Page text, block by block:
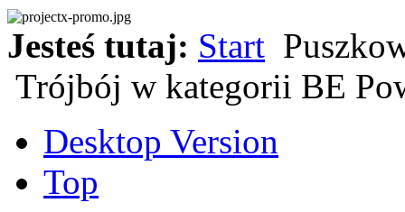
Jesteś tutaj: Start
Trójbój w kategorii BE
Desktop Version
Top